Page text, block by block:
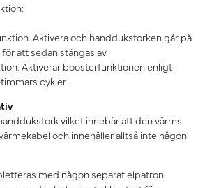
Aktivera och handdukstorken går på
att sedan stängas av.
Aktiverar boosterfunktionen enligt
cykler.
vilket innebär att den värms
och innehåller alltså inte någon
med någon separat elpatron.